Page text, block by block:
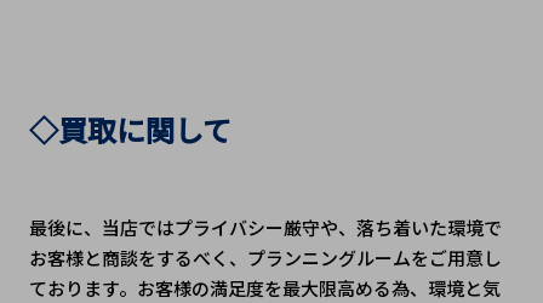
◇買取に関して
最後に、当店ではプライバシー厳守や、落ち着いた環境で
お客様と商談をするべく、プランニングルームをご用意し
ております。お客様の満足度を最大限高める為、環境と気